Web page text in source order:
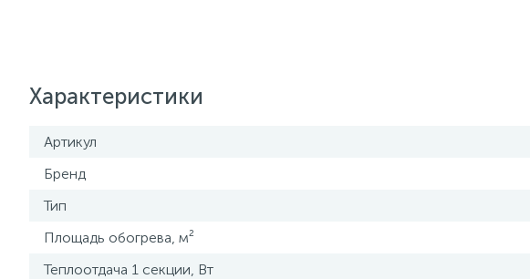
Характеристики
Артикул
Бренд
Тип
Площадь обогрева, м²
Теплоотдача 1 секции, Вт